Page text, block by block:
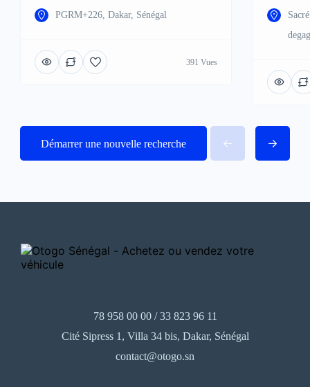
PGRM+226, Dakar, Sénégal
391 Vues
Démarrer une nouvelle recherche
78 958 00 00 / 33 823 96 11
Cité Sipress 1, Villa 34 bis, Dakar, Sénégal
contact@otogo.sn